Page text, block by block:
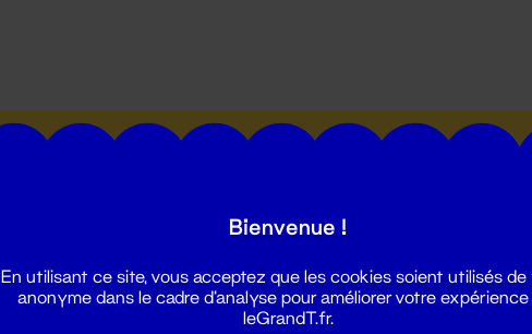
Bienvenue !
En utilisant ce site, vous acceptez que les cookies soient utilisés de
anonyme dans le cadre d'analyse pour améliorer votre
leGrandT.fr.